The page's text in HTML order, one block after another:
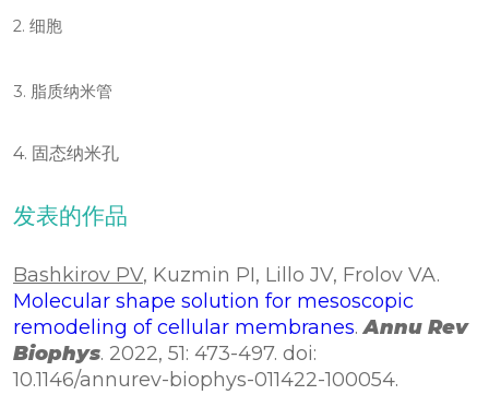
2. 细胞
3. 脂质纳米管
4. 固态纳米孔
发表的作品
Bashkirov PV, Kuzmin PI, Lillo JV, Frolov VA.
Molecular shape solution for mesoscopic
remodeling of cellular membranes.Annu Rev
Biophys. 2022, 51: 473-497. doi:
10.1146/annurev-biophys-011422-100054.